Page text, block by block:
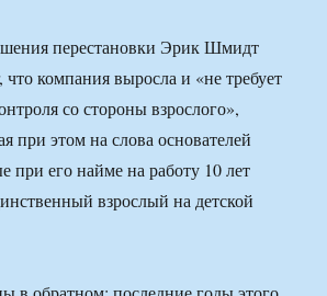
перестановки Эрик Шмидт
что компания выросла и «не требует
со стороны взрослого»,
при этом на слова основателей
при его найме на работу 10 лет
взрослый на детской